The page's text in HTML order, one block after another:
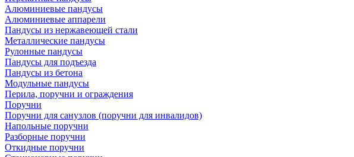
Алюминиевые пандусы
Алюминиевые аппарели
Пандусы из нержавеющей стали
Металлические пандусы
Рулонные пандусы
Пандусы для подъезда
Пандусы из бетона
Модульные пандусы
Перила, поручни и ограждения
Поручни
Поручни для санузлов (поручни для инвалидов)
Напольные поручни
Разборные поручни
Откидные поручни